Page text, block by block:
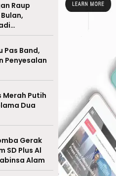
Raup
Pas Band,
Penyesalan
Merah Putih
Dua
Gerak
SD Plus Al
Alam